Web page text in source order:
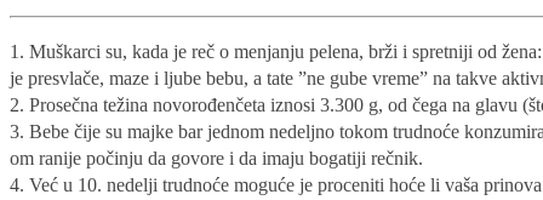
1. Muškarci su, kada je reč o menjanju pelena, brži i spretniji od
je presvlače, maze i ljube bebu, a tate ”ne gube vreme” na takve
2. Prosečna težina novorođenčeta iznosi 3.300 g, od čega na glavu
3. Bebe čije su majke bar jednom nedeljno tokom trudnoće
om ranije počinju da govore i da imaju bogatiji rečnik.
4. Već u 10. nedelji trudnoće moguće je proceniti hoće li vaša